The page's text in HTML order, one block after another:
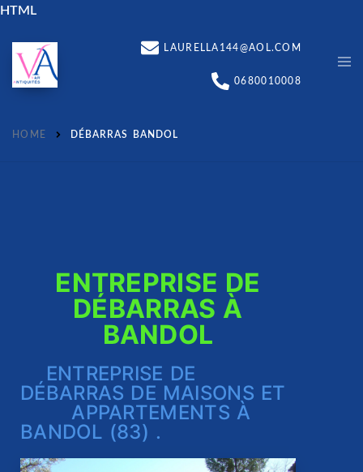
HTML
LAURELLA144@AOL.COM
0680010008
HOME DÉBARRAS BANDOL
ENTREPRISE DE
DÉBARRAS À
BANDOL
ENTREPRISE DE
DÉBARRAS DE MAISONS ET
APPARTEMENTS À
BANDOL (83) .